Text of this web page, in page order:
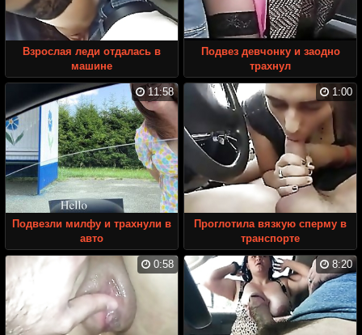
Взрослая леди отдалась в
машине
Подвез девчонку и заодно
трахнул
11:58
Подвезли милфу и трахнули в
авто
1:00
Проглотила вязкую сперму в
транспорте
0:58 8:20